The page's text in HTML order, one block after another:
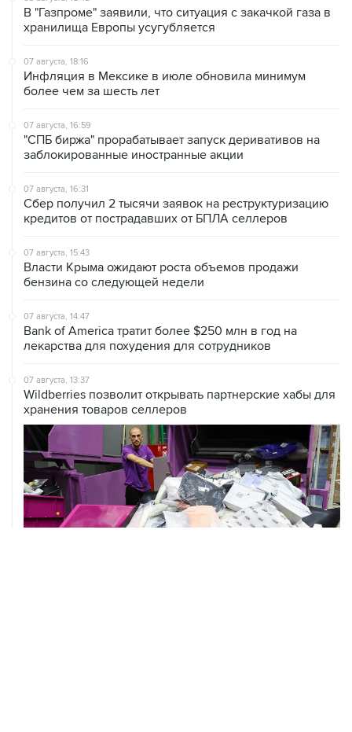
В "Газпроме" заявили, что ситуация с закачкой газа в
хранилища Европы усугубляется
07 августа, 18:16
Инфляция в Мексике в июле обновила минимум
более чем за шесть лет
07 августа, 16:59
"СПБ биржа" прорабатывает запуск деривативов на
заблокированные иностранные акции
07 августа, 16:31
Сбер получил 2 тысячи заявок на реструктуризацию
кредитов от пострадавших от БПЛА селлеров
07 августа, 15:43
Власти Крыма ожидают роста объемов продажи
бензина со следующей недели
07 августа, 14:47
Bank of America тратит более $250 млн в год на
лекарства для похудения для сотрудников
07 августа, 13:37
Wildberries позволит открывать партнерские хабы для
хранения товаров селлеров